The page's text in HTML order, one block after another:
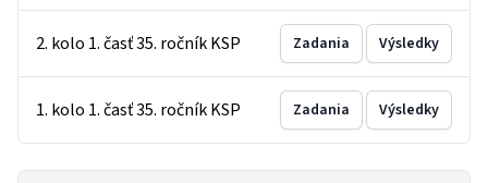
2. kolo 1. časť 35. ročník KSP Zadania Výsledky
1. kolo 1. časť 35. ročník KSP Zadania Výsledky